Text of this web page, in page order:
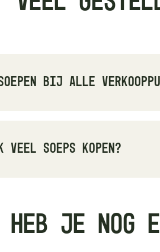
bij alle
Veel Soeps kopen?
Heb je nog